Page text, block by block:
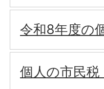
令和8年度の
個人の市民